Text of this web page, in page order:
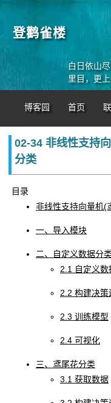
登鹳雀楼
白日依山
里目，更上
博客园 首页
02-34 非线性支持
分类
目录
非线性支持向量机(
一、导入模块
二、自定义数据分
2.1 自定义数
2.2 构建决策
2.3 训练模型
2.4 可视化
三、鸢尾花分类
3.1 获取数据